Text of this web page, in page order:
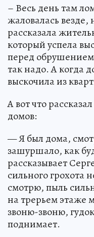
– Весь день там
жаловалась
рассказала
который успела
перед
так надо. А когда
выскочила из
А вот что
домов:
— Я был дома,
зашуршало, как
рассказывает
сильного грохота
смотрю, пыль
на трерьем этаже
звоню-звоню,
поднимает.